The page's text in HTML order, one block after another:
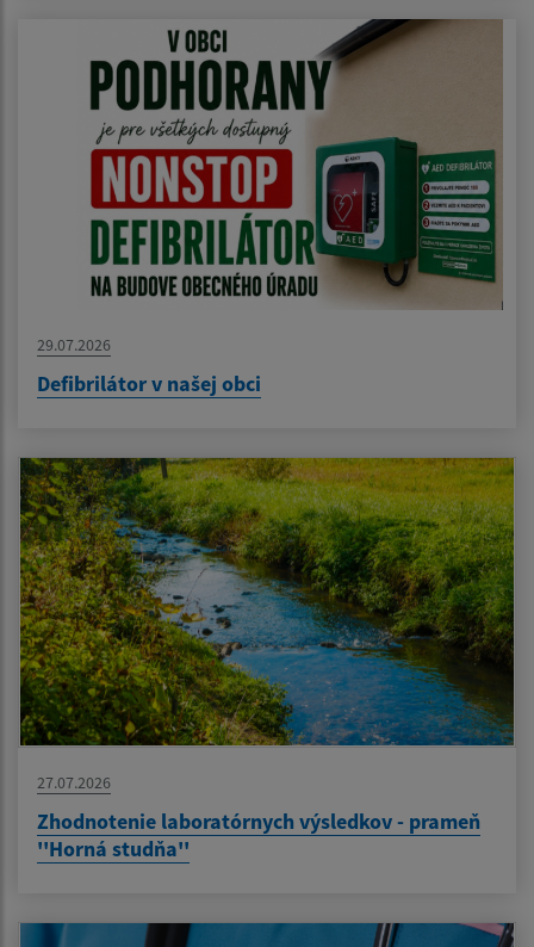
29.07.2026
Defibrilátor v našej obci
27.07.2026
Zhodnotenie laboratórnych výsledkov - prameň
''Horná studňa''